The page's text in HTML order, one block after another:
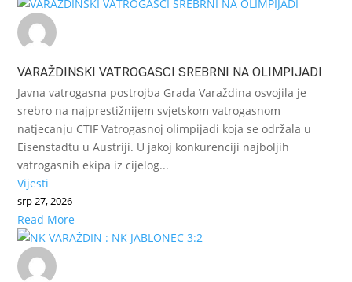
VARAŽDINSKI VATROGASCI SREBRNI NA OLIMPIJADI
Javna vatrogasna postrojba Grada Varaždina osvojila je
srebro na najprestižnijem svjetskom vatrogasnom
natjecanju CTIF Vatrogasnoj olimpijadi koja se održala u
Eisenstadtu u Austriji. U jakoj konkurenciji najboljih
vatrogasnih ekipa iz cijelog...
Vijesti
srp 27, 2026
Read More